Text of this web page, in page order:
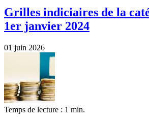
Grilles indiciaires de la
1er janvier 2024
01 juin 2026
Temps de lecture : 1 min.